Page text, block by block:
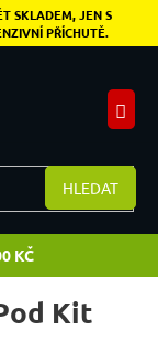
SKLADEM, JEN S
PŘÍCHUTĚ.
HLEDAT
KČ
Kit